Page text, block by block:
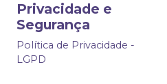
Privacidade e
Segurança
Política de Privacidade -
LGPD